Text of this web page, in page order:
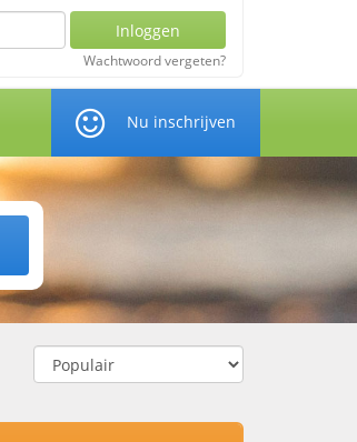
Inloggen
Wachtwoord vergeten?
Nu inschrijven